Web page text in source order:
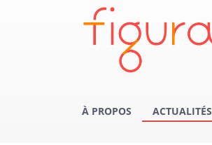
À PROPOS ACTUALITÉS